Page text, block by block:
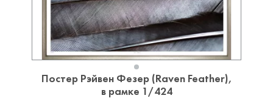
Постер Рэйвен Фезер (Raven Feather),
в рамке 1/424